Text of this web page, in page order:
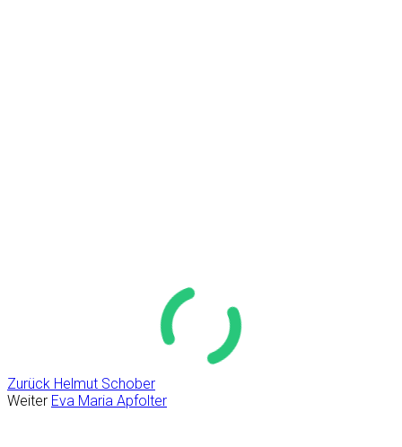
Zurück Helmut Schober
Weiter Eva Maria Apfolter